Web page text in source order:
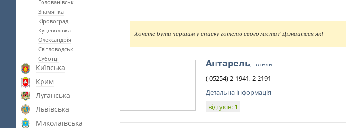
Голованівськ
Знамянка
Кіровоград
Куцеволівка
Олександрія
Світловодськ
Суботці
Київська
Крим
Луганська
Львівська
Миколаївська
Хочете бути першим у списку готелів свого міста? Дізнайтеся як!
Антарель, готель
( 05254) 2-1941, 2-2191
Детальна інформація
відгуків: 1